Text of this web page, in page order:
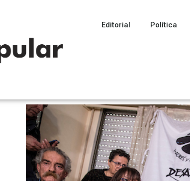
Editorial Política